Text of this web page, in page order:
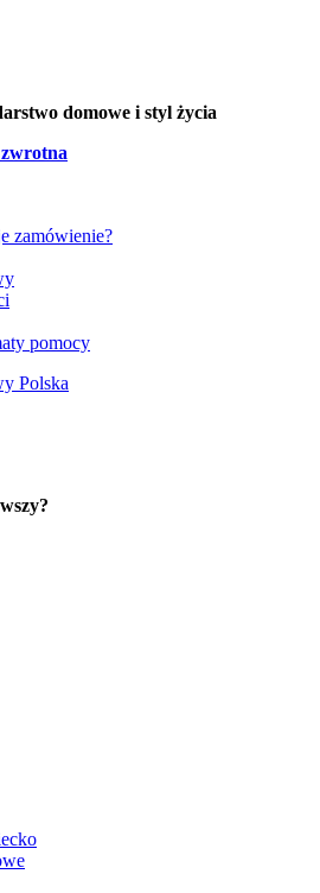
domowe i styl życia
zamówienie?
pomocy